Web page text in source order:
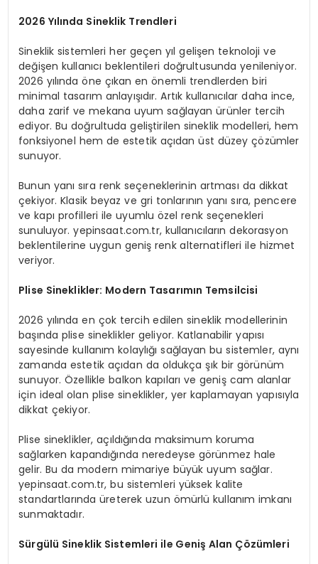
2026 Yılında Sineklik Trendleri
Sineklik sistemleri her geçen yıl gelişen teknoloji ve
değişen kullanıcı beklentileri doğrultusunda yenileniyor.
2026 yılında öne çıkan en önemli trendlerden biri
minimal tasarım anlayışıdır. Artık kullanıcılar daha ince,
daha zarif ve mekana uyum sağlayan ürünler tercih
ediyor. Bu doğrultuda geliştirilen sineklik modelleri, hem
fonksiyonel hem de estetik açıdan üst düzey çözümler
sunuyor.
Bunun yanı sıra renk seçeneklerinin artması da dikkat
çekiyor. Klasik beyaz ve gri tonlarının yanı sıra, pencere
ve kapı profilleri ile uyumlu özel renk seçenekleri
sunuluyor. yepinsaat.com.tr, kullanıcıların dekorasyon
beklentilerine uygun geniş renk alternatifleri ile hizmet
veriyor.
Plise Sineklikler: Modern Tasarımın Temsilcisi
2026 yılında en çok tercih edilen sineklik modellerinin
başında plise sineklikler geliyor. Katlanabilir yapısı
sayesinde kullanım kolaylığı sağlayan bu sistemler, aynı
zamanda estetik açıdan da oldukça şık bir görünüm
sunuyor. Özellikle balkon kapıları ve geniş cam alanlar
için ideal olan plise sineklikler, yer kaplamayan yapısıyla
dikkat çekiyor.
Plise sineklikler, açıldığında maksimum koruma
sağlarken kapandığında neredeyse görünmez hale
gelir. Bu da modern mimariye büyük uyum sağlar.
yepinsaat.com.tr, bu sistemleri yüksek kalite
standartlarında üreterek uzun ömürlü kullanım imkanı
sunmaktadır.
Sürgülü Sineklik Sistemleri ile Geniş Alan Çözümleri